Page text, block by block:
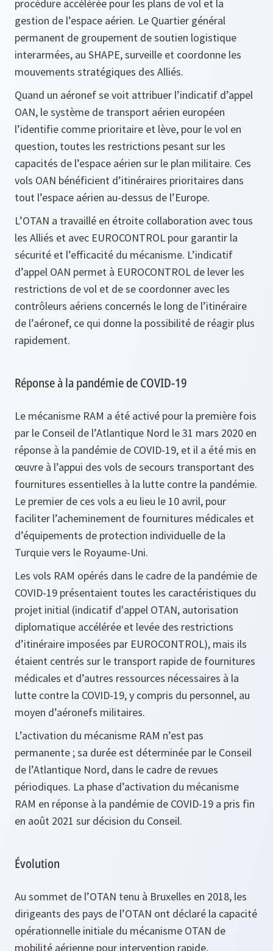
procédure accélérée pour les plans de vol et la
gestion de l’espace aérien. Le Quartier général
permanent de groupement de soutien logistique
interarmées, au SHAPE, surveille et coordonne les
mouvements stratégiques des Alliés.
Quand un aéronef se voit attribuer l’indicatif d’appel
OAN, le système de transport aérien européen
l’identifie comme prioritaire et lève, pour le vol en
question, toutes les restrictions pesant sur les
capacités de l’espace aérien sur le plan militaire. Ces
vols OAN bénéficient d’itinéraires prioritaires dans
tout l’espace aérien au-dessus de l’Europe.
L’OTAN a travaillé en étroite collaboration avec tous
les Alliés et avec EUROCONTROL pour garantir la
sécurité et l’efficacité du mécanisme. L’indicatif
d’appel OAN permet à EUROCONTROL de lever les
restrictions de vol et de se coordonner avec les
contrôleurs aériens concernés le long de l’itinéraire
de l’aéronef, ce qui donne la possibilité de réagir plus
rapidement.
Réponse à la pandémie de COVID-19
Le mécanisme RAM a été activé pour la première fois
par le Conseil de l’Atlantique Nord le 31 mars 2020 en
réponse à la pandémie de COVID-19, et il a été mis en
œuvre à l’appui des vols de secours transportant des
fournitures essentielles à la lutte contre la pandémie.
Le premier de ces vols a eu lieu le 10 avril, pour
faciliter l’acheminement de fournitures médicales et
d’équipements de protection individuelle de la
Turquie vers le Royaume-Uni.
Les vols RAM opérés dans le cadre de la pandémie de
COVID-19 présentaient toutes les caractéristiques du
projet initial (indicatif d'appel OTAN, autorisation
diplomatique accélérée et levée des restrictions
d’itinéraire imposées par EUROCONTROL), mais ils
étaient centrés sur le transport rapide de fournitures
médicales et d’autres ressources nécessaires à la
lutte contre la COVID-19, y compris du personnel, au
moyen d’aéronefs militaires.
L’activation du mécanisme RAM n’est pas
permanente ; sa durée est déterminée par le Conseil
de l’Atlantique Nord, dans le cadre de revues
périodiques. La phase d’activation du mécanisme
RAM en réponse à la pandémie de COVID-19 a pris fin
en août 2021 sur décision du Conseil.
Évolution
Au sommet de l’OTAN tenu à Bruxelles en 2018, les
dirigeants des pays de l’OTAN ont déclaré la capacité
opérationnelle initiale du mécanisme OTAN de
mobilité aérienne pour intervention rapide.